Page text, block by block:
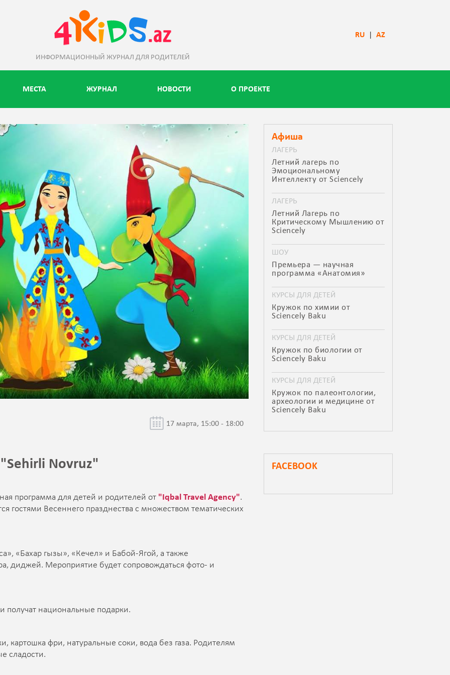
ИНФОРМАЦИОННЫЙ ЖУРНАЛ ДЛЯ РОДИТЕЛЕЙ
RU| AZ
МЕСТА ЖУРНАЛ НОВОСТИ О ПРОЕКТЕ
17 марта, 15:00 - 18:00
Novruz"
программа для детей и родителей от"Iqbal Travel Agency".
гостями Весеннего празднества с множеством тематических
«Бахар гызы», «Кечел» и Бабой-Ягой, а также
диджей. Мероприятие будет сопровождаться фото- и
получат национальные подарки.
картошка фри, натуральные соки, вода без газа. Родителям
сладости.
Афиша
ЛАГЕРЬ
Летний лагерь по
Эмоциональному
Интеллекту от Sciencely
ЛАГЕРЬ
Летний Лагерь по
Критическому Мышлению от
Sciencely
ШОУ
Премьера — научная
программа «Анатомия»
КУРСЫ ДЛЯ ДЕТЕЙ
Кружок по химии от
Sciencely Baku
КУРСЫ ДЛЯ ДЕТЕЙ
Кружок по биологии от
Sciencely Baku
КУРСЫ ДЛЯ ДЕТЕЙ
Кружок по палеонтологии,
археологии и медицине от
Sciencely Baku
FACEBOOK